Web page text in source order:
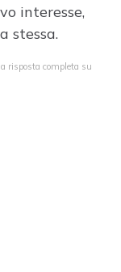
interesse,
stessa.
risposta completa su